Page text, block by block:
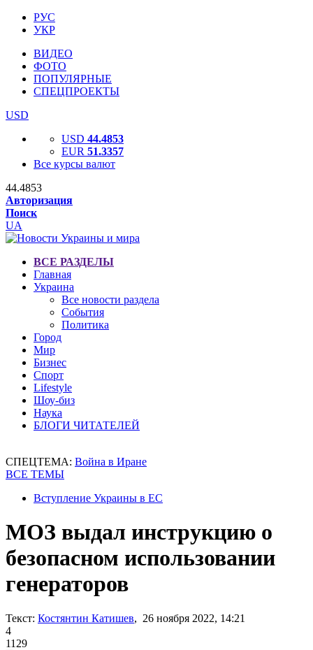
РУС
УКР
ВИДЕО
ФОТО
ПОПУЛЯРНЫЕ
СПЕЦПРОЕКТЫ
USD
USD 44.4853
EUR 51.3357
Все курсы валют
44.4853
Авторизация
Поиск
UA
ВСЕ РАЗДЕЛЫ
Главная
Украина
Все новости раздела
События
Политика
Город
Мир
Бизнес
Спорт
Lifestyle
Шоу-биз
Наука
БЛОГИ ЧИТАТЕЛЕЙ
СПЕЦТЕМА: Война в Иране
ВСЕ ТЕМЫ
Вступление Украины в ЕС
МОЗ выдал инструкцию о
безопасном использовании
генераторов
Текст: Костянтин Катишев, 26 ноября 2022, 14:21
4
1129